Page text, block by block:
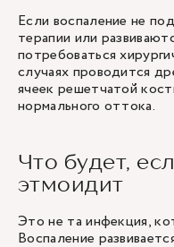
Если воспаление не
терапии или
потребоваться
случаях проводится
ячеек решетчатой
нормального оттока.
Что будет,
этмоидит
Это не та инфекция,
Воспаление